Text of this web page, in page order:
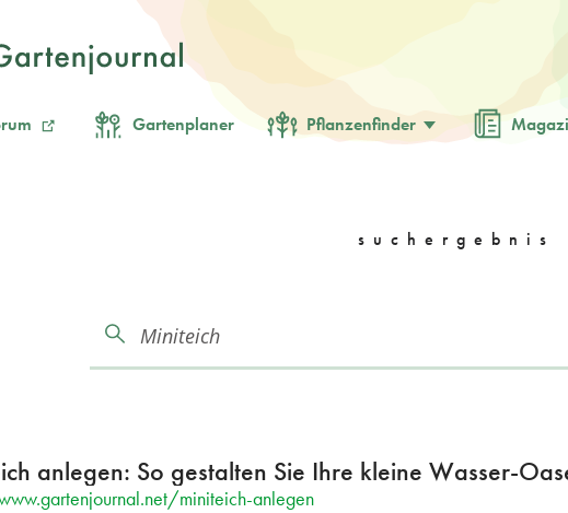
Gartenplaner Pflanzenfinder
suchergebnis
anlegen: So gestalten Sie Ihre kleine Wasser-
miniteich-anlegen